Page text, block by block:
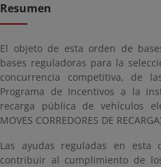
Resumen
El objeto de esta orden de
bases reguladoras para la
concurrencia competitiva, de
Programa de Incentivos a la
recarga pública de vehículos
MOVES CORREDORES DE
Las ayudas reguladas en esta
contribuir al cumplimiento de